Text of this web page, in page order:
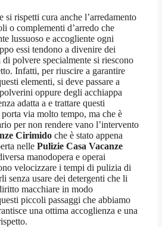
si rispetti cura anche l’arredamento
o complementi d’arredo che
lussuoso e accogliente ogni
essi tendono a divenire dei
polvere specialmente si riescono
Infatti, per riuscire a garantire
elementi, si deve passare a
oppure degli acchiappa
adatta a e trattare questi
via molto tempo, ma che è
per non rendere vano l’intervento
Cirimido che è stato appena
nelle Pulizie Casa Vacanze
manodopera e operai
velocizzare i tempi di pulizia di
senza usare dei detergenti che li
macchiare in modo
piccoli passaggi che abbiamo
una ottima accoglienza e una